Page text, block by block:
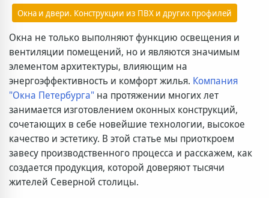
Окна и двери. Конструкции из ПВХ и других профилей
Окна не только выполняют функцию освещения и
вентиляции помещений, но и являются значимым
элементом архитектуры, влияющим на
энергоэффективность и комфорт жилья. Компания
"Окна Петербурга" на протяжении многих лет
занимается изготовлением оконных конструкций,
сочетающих в себе новейшие технологии, высокое
качество и эстетику. В этой статье мы приоткроем
завесу производственного процесса и расскажем, как
создается продукция, которой доверяют тысячи
жителей Северной столицы.